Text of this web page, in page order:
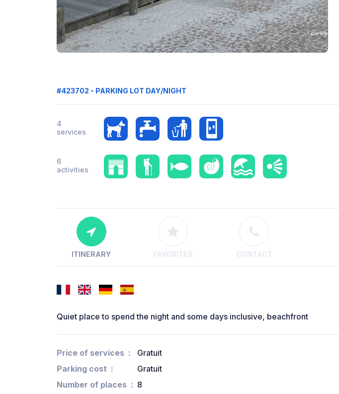
#423702 - PARKING LOT DAY/NIGHT
4
services
6
activities
ITINERARY FAVORITES CONTACT
Quiet place to spend the night and some days inclusive, beachfront
Price of services
Gratuit
Parking cost
Gratuit
Number of places
8